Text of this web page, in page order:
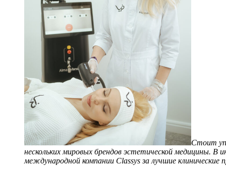
Стоит
нескольких мировых брендов эстетической медицины.
международной компании Classys за лучшие клинические